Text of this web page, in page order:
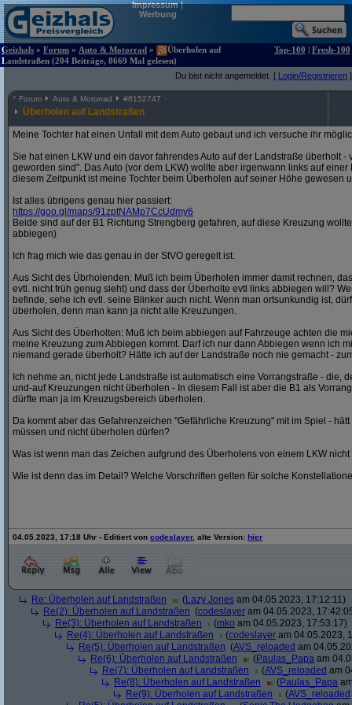
Impressum|
Werbung
Geizhals » Forum » Auto & Motorrad »
Überholen auf
Landstraßen (204 Beiträge, 8669 Mal gelesen)
Top-100 | Fresh-100
Du bist nicht angemeldet. [ Login/Registrieren ]
^ Forum Auto & Motorrad #8152747
Überholen auf Landstraßen
Meine Tochter hat einen Unfall mit dem Auto gebaut und ich versuche ihr
Sie hat einen LKW und ein davor fahrendes Auto auf der Landstraße überholt -
geworden sind". Das Auto (vor dem LKW) wollte aber irgenwann links auf
diesem Zeitpunkt ist meine Tochter beim Überholen auf seiner Höhe gewesen
Ist alles übrigens genau hier passiert:
https://goo.gl/maps/91zptNAMp7CcUdmy6
Beide sind auf der B1 Richtung Strengberg gefahren, auf diese Kreuzung
abbiegen)
Ich frag mich wie das genau in der StVO geregelt ist.
Aus Sicht des Übrholenden: Muß ich beim Überholen immer damit rechnen,
evtl. nicht früh genug sieht) und dass der Überholte evtl links abbiegen will?
befinde, sehe ich evtl. seine Blinker auch nicht. Wenn man ortsunkundig ist,
überholen, denn man kann ja nicht alle Kreuzungen.
Aus Sicht des Überholten: Muß ich beim abbiegen auf Fahrzeuge achten die
meine Kreuzung zum Abbiegen kommt. Darf ich nur dann Abbiegen wenn ich
niemand gerade überholt? Hätte ich auf der Landstraße noch nie gemacht -
Ich nehme an, nicht jede Landstraße ist automatisch eine Vorrangstraße - die,
und-auf Kreuzungen nicht überholen - In diesem Fall ist aber die B1 als
dürfte man ja im Kreuzugsbereich überholen.
Da kommt aber das Gefahrenzeichen "Gefährliche Kreuzung" mit im Spiel -
müssen und nicht überholen dürfen?
Was ist wenn man das Zeichen aufgrund des Überholens von einem LKW
Wie ist denn das im Detail? Welche Vorschriften gelten für solche
04.05.2023, 17:18 Uhr - Editiert von codeslayer, alte Version: hier
Re: Überholen auf Landstraßen (Lazy Jones am 04.05.2023, 17:12:11)
Re(2): Überholen auf Landstraßen (codeslayer am 04.05.2023,
Re(3): Überholen auf Landstraßen
(mko am 04.05.2023, 17:53:17)
Re(4): Überholen auf Landstraßen
(codeslayer am 04.05.2023,
Re(5): Überholen auf Landstraßen (AVS_reloaded am
Re(6): Überholen auf Landstraßen
(Paulas_Papa am
Re(7): Überholen auf Landstraßen
(AVS_reloaded am
Re(8): Überholen auf Landstraßen
(Paulas_Papa
Re(9): Überholen auf Landstraßen
(AVS_reloaded